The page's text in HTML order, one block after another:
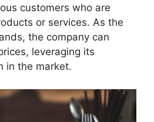
customers who are
or services. As the
the company can
leveraging its
in the market.